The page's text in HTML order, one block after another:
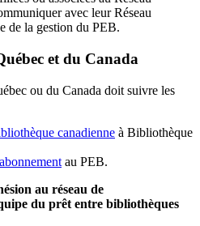
avec leur Réseau
de la gestion du PEB.
et du Canada
ou du Canada doit suivre les
canadienne à Bibliothèque
au PEB.
au réseau de
du prêt entre bibliothèques